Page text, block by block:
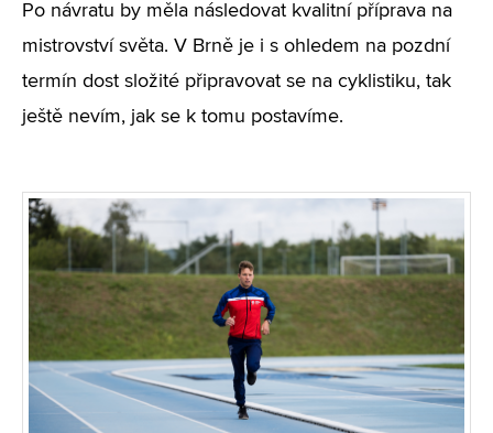
Po návratu by měla následovat kvalitní příprava na
mistrovství světa. V Brně je i s ohledem na pozdní
termín dost složité připravovat se na cyklistiku, tak
ještě nevím, jak se k tomu postavíme.